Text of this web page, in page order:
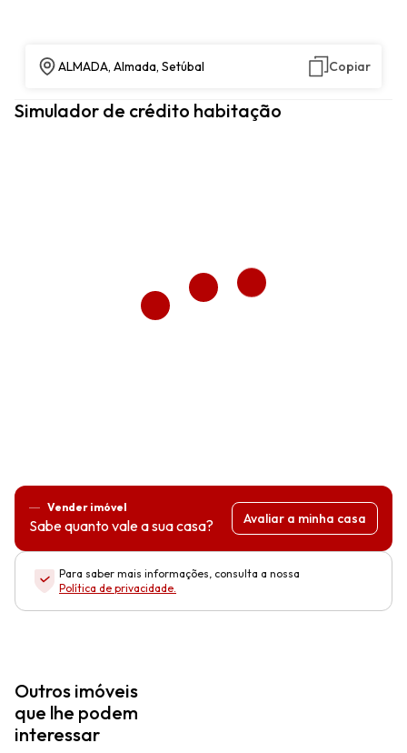
ALMADA, Almada, Setúbal Copiar
Simulador de crédito habitação
Vender imóvel
Sabe quanto vale a sua casa? Avaliar a minha casa
Para saber mais informações, consulta a nossa
Política de privacidade.
Outros imóveis
que lhe podem
interessar